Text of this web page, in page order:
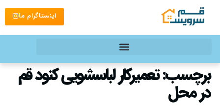
اینستاگرام ما
برچسب:تعمیرکار لباسشویی کنود قم
در محل